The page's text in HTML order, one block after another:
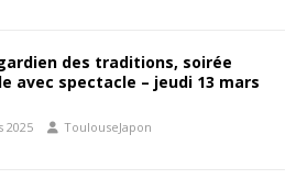
des traditions, soirée
avec spectacle – jeudi 13 mars
2025 ToulouseJapon